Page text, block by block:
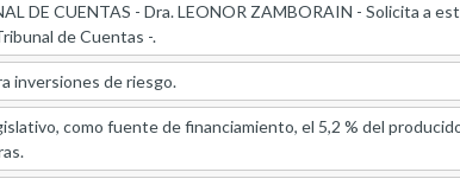
DE CUENTAS - Dra. LEONOR ZAMBORAIN - Solicita a
de Cuentas -.
inversiones de riesgo.
como fuente de financiamiento, el 5,2 % del